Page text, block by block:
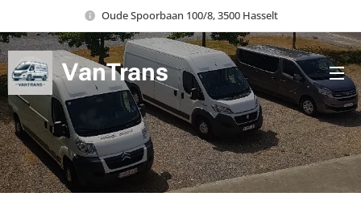
Oude Spoorbaan 100/8, 3500 Hasselt
VanTrans
Vervoert Vertrouwen